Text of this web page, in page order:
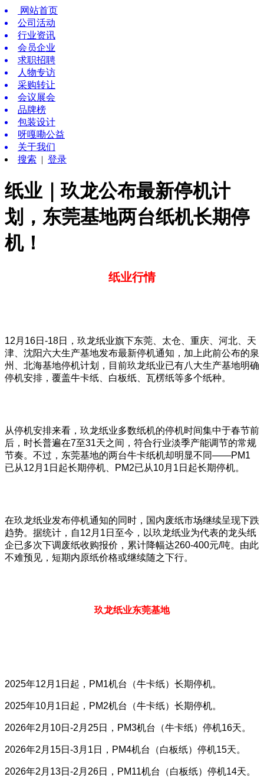
网站首页
公司活动
行业资讯
会员企业
求职招聘
人物专访
采购转让
会议展会
品牌榜
包装设计
呀嘎嘞公益
关于我们
搜索 | 登录
纸业｜玖龙公布最新停机计
划，东莞基地两台纸机长期停
机！
纸业行情
12月16日-18日，玖龙纸业旗下东莞、太仓、重庆、河北、天
津、沈阳六大生产基地发布最新停机通知，加上此前公布的泉
州、北海基地停机计划，目前玖龙纸业已有八大生产基地明确
停机安排，覆盖牛卡纸、白板纸、瓦楞纸等多个纸种。
从停机安排来看，玖龙纸业多数纸机的停机时间集中于春节前
后，时长普遍在7至31天之间，符合行业淡季产能调节的常规
节奏。不过，东莞基地的两台牛卡纸机却明显不同——PM1
已从12月1日起长期停机、PM2已从10月1日起长期停机。
在玖龙纸业发布停机通知的同时，国内废纸市场继续呈现下跌
趋势。据统计，自12月1日至今，以玖龙纸业为代表的龙头纸
企已多次下调废纸收购报价，累计降幅达260-400元/吨。由此
不难预见，短期内原纸价格或继续随之下行。
玖龙纸业东莞基地
2025年12月1日起，PM1机台（牛卡纸）长期停机。
2025年10月1日起，PM2机台（牛卡纸）长期停机。
2026年2月10日-2月25日，PM3机台（牛卡纸）停机16天。
2026年2月15日-3月1日，PM4机台（白板纸）停机15天。
2026年2月13日-2月26日，PM11机台（白板纸）停机14天。